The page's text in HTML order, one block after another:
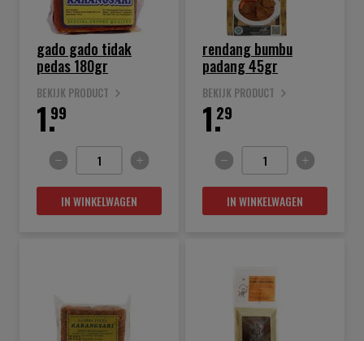
gado gado tidak
pedas 180gr
BEKIJK PRODUCT
99
1.
IN WINKELWAGEN
rendang bumbu
padang 45gr
BEKIJK PRODUCT
29
1.
IN WINKELWAGEN